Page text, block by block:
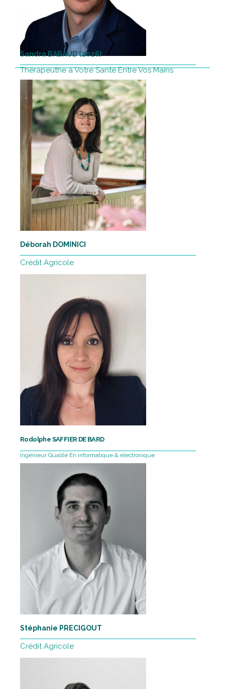
Sandra BABAUD (2026)
Thérapeuthe à Votre Santé Entre Vos Mains
Déborah DOMINICI
Crédit Agricole
Rodolphe SAFFIER DE BARD
Ingénieur Qualité En informatique & électronique
Stéphanie PRECIGOUT
Crédit Agricole